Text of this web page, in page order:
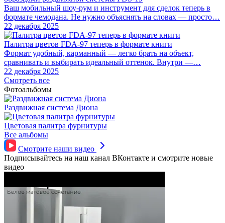
Ваш мобильный шоу-рум и инструмент для сделок теперь в
формате чемодана. Не нужно объяснять на словах — просто…
22 декабря 2025
Палитра цветов FDA-97 теперь в формате книги
Формат удобный, карманный — легко брать на объект,
сравнивать и выбирать идеальный оттенок. Внутри —…
22 декабря 2025
Смотреть все
Фотоальбомы
Раздвижная система Диона
Цветовая палитра фурнитуры
Все альбомы
Смотрите наши видео
Подписывайтесь на наш канал ВКонтакте и смотрите новые
видео